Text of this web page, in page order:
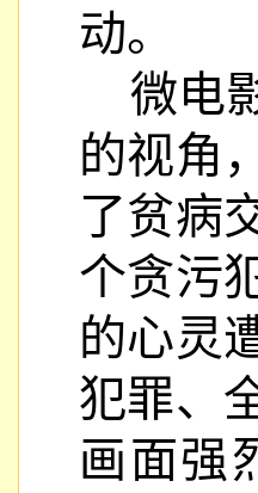
动。
微电
的视角
了贫病
个贪污
的心灵
犯罪、
画面强